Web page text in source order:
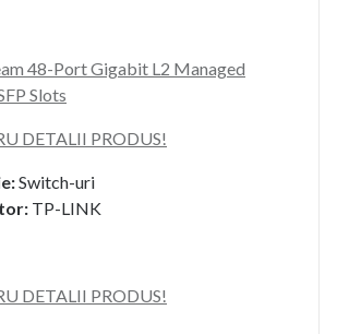
48-Port Gigabit L2 Managed
Slots
DETALII PRODUS!
Switch-uri
TP-LINK
DETALII PRODUS!